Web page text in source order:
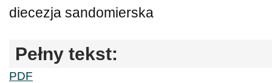
diecezja sandomierska
Pełny tekst:
PDF